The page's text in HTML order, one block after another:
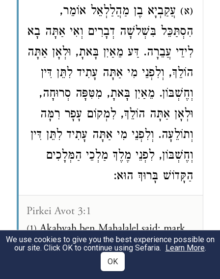
(א) עֲקַבְיָא בֶן מַהֲלַלְאֵל אוֹמֵר,
הִסְתַּכֵּל בִּשְׁלשָׁה דְבָרִים וְאִי אַתָּה בָא
לִידֵי עֲבֵרָה. דַּע מֵאַיִן בָּאתָ, וּלְאָן אַתָּה
הוֹלֵךְ, וְלִפְנֵי מִי אַתָּה עָתִיד לִתֵּן דִּין
וְחֶשְׁבּוֹן. מֵאַיִן בָּאתָ, מִטִּפָּה סְרוּחָה,
וּלְאָן אַתָּה הוֹלֵךְ, לִמְקוֹם עָפָר רִמָּה
וְתוֹלֵעָה. וְלִפְנֵי מִי אַתָּה עָתִיד לִתֵּן דִּין
וְחֶשְׁבּוֹן, לִפְנֵי מֶלֶךְ מַלְכֵי הַמְּלָכִים
הַקָּדוֹשׁ בָּרוּךְ הוּא:
Pirkei Avot 3:1
(1)Akabyah ben Mahalalel said: mark
well three things and you will not
come into the power of sin: Know
We use cookies to give you the best experience possible on
our site. Click OK to continue using Sefaria. Learn More.
OK